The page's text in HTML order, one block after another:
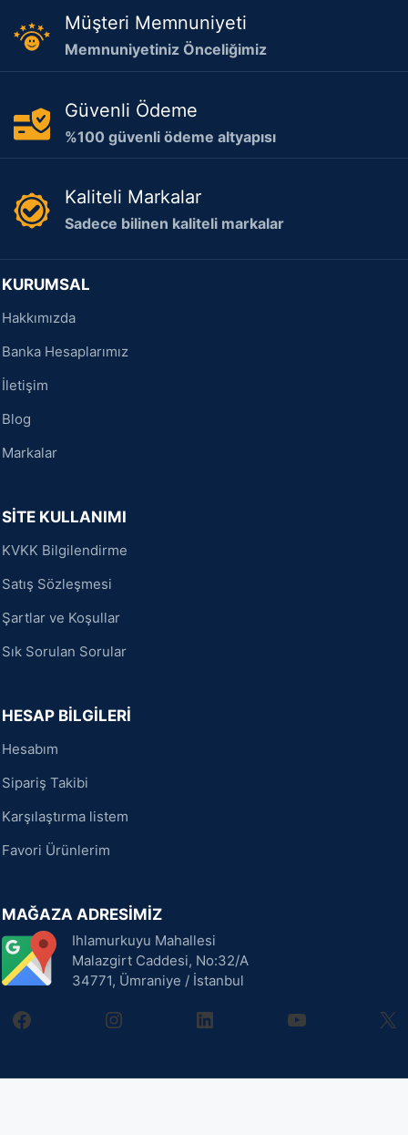
Müşteri Memnuniyeti
Memnuniyetiniz Önceliğimiz
Güvenli Ödeme
%100 güvenli ödeme altyapısı
Kaliteli Markalar
Sadece bilinen kaliteli markalar
KURUMSAL
Hakkımızda
Banka Hesaplarımız
İletişim
Blog
Markalar
SİTE KULLANIMI
KVKK Bilgilendirme
Satış Sözleşmesi
Şartlar ve Koşullar
Sık Sorulan Sorular
HESAP BİLGİLERİ
Hesabım
Sipariş Takibi
Karşılaştırma listem
Favori Ürünlerim
MAĞAZA ADRESİMİZ
Ihlamurkuyu Mahallesi
Malazgirt Caddesi, No:32/A
34771, Ümraniye / İstanbul
facebookinstagramlinkedin youtube X